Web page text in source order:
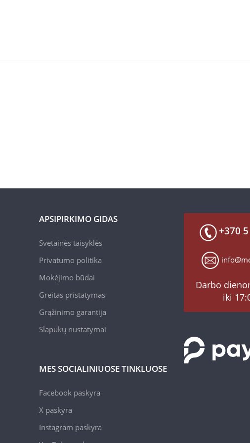
APSIPIRKIMO GIDAS
Svetainės taisyklės
Privatumo politika
Mokėjimo būdai
Greitas pristatymas
Grąžinimo garantija
Slapukų nustatymai
MES SOCIALINIUOSE TINKLUOSE
Facebook paskyra
X paskyra
Instagram paskyra
+370
Darbo
iki